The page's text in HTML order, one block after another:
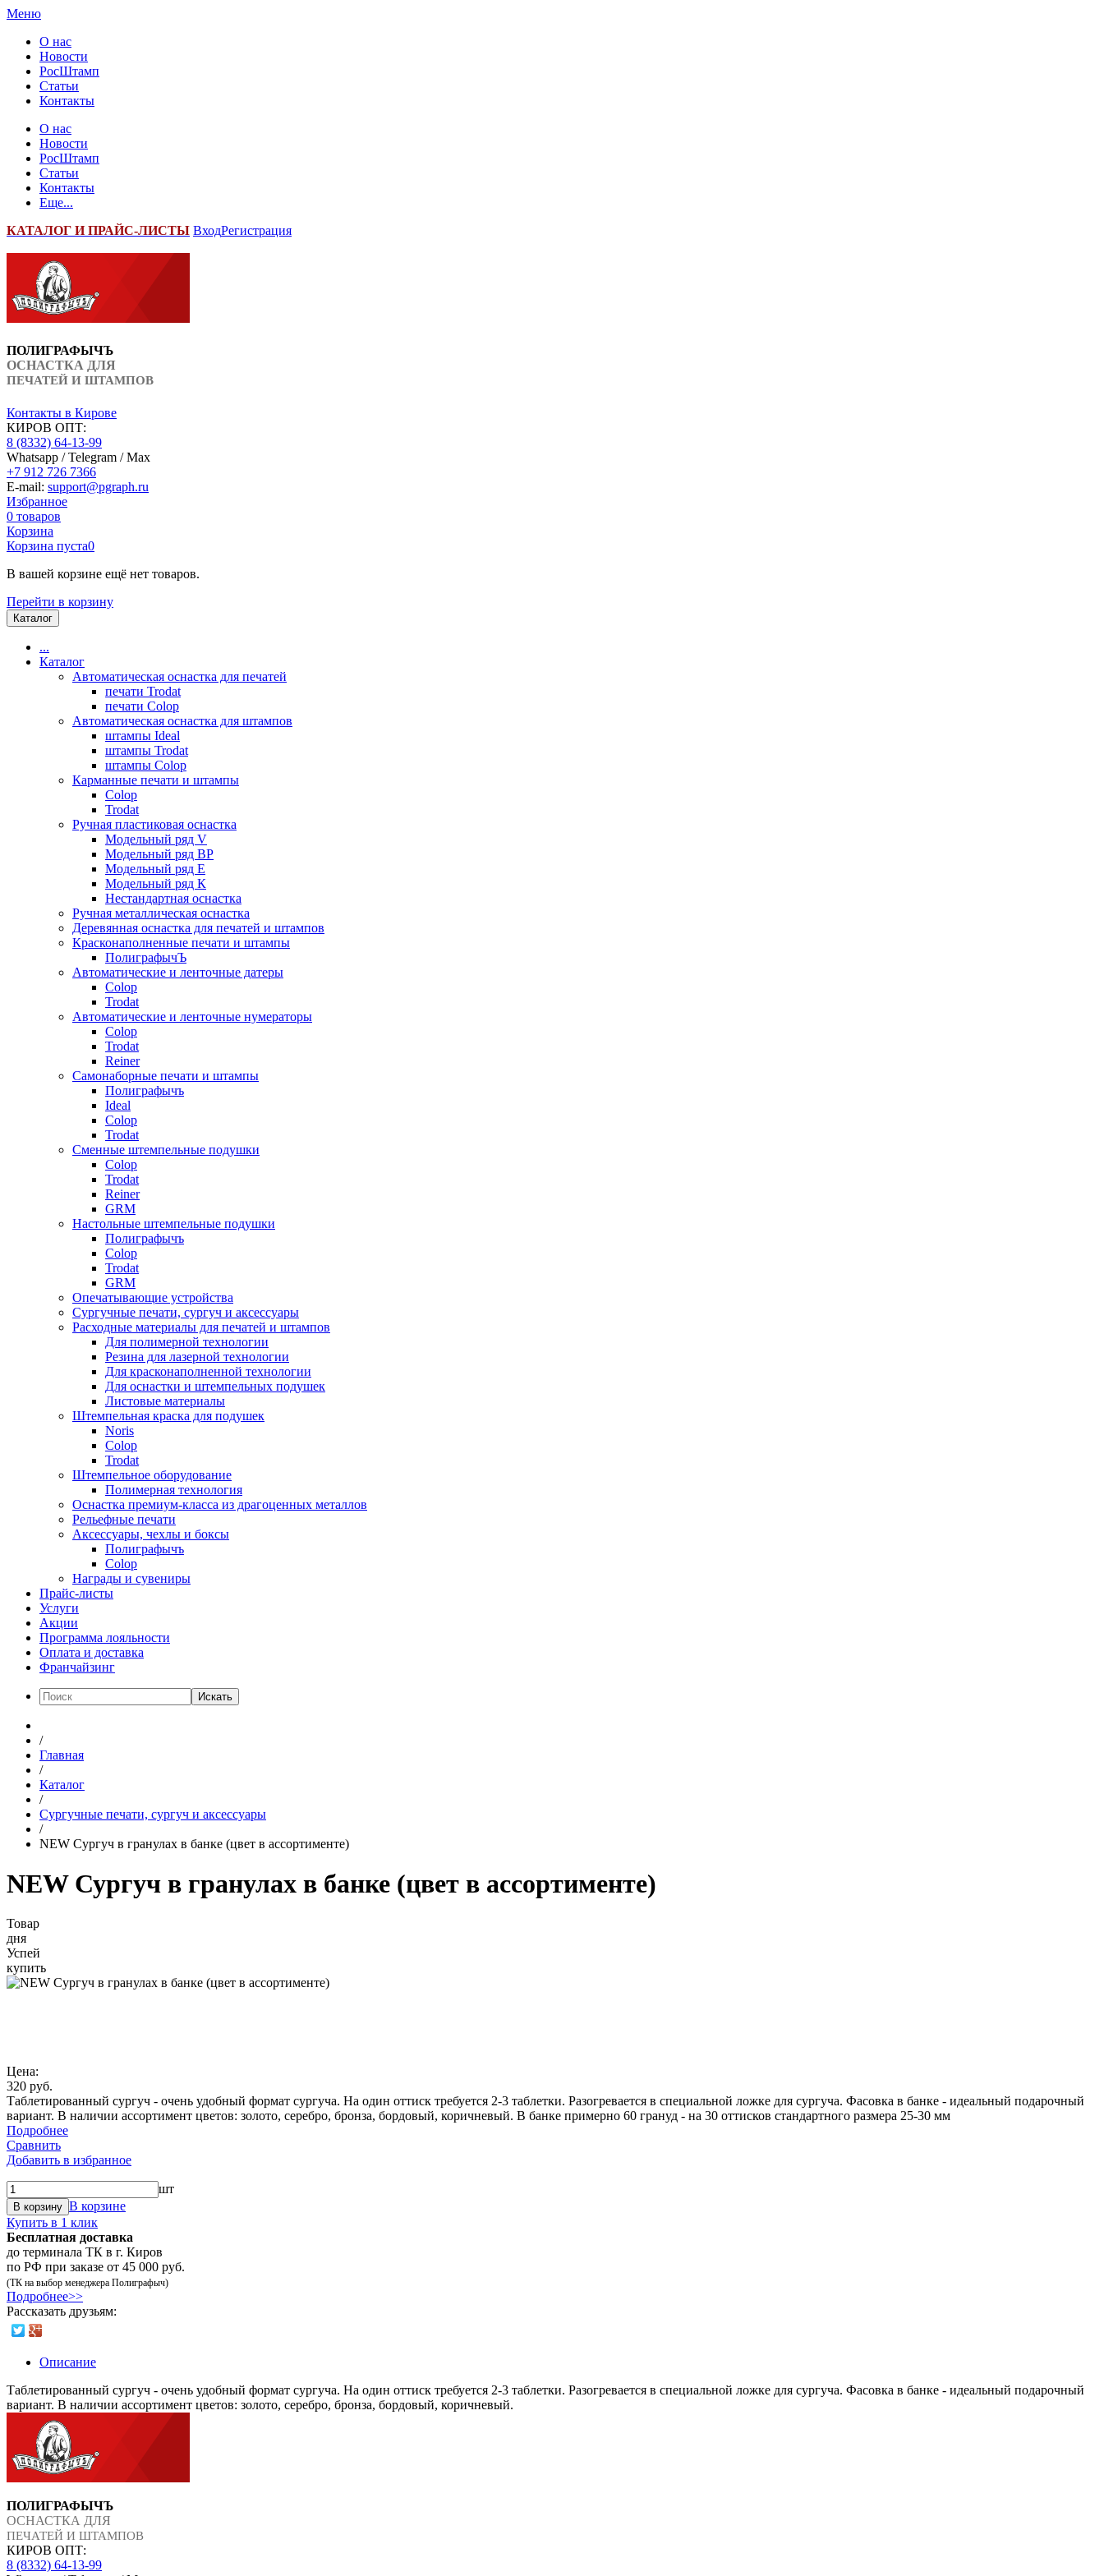
Меню
О нас
Новости
РосШтамп
Статьи
Контакты
О нас
Новости
РосШтамп
Статьи
Контакты
Еще...
КАТАЛОГ И ПРАЙС-ЛИСТЫ ВходРегистрация
ПОЛИГРАФЫЧЪ
ОСНАСТКА ДЛЯ
ПЕЧАТЕЙ И ШТАМПОВ
Контакты в Кирове
КИРОВ ОПТ:
8 (8332) 64-13-99
Whatsapp / Telegram / Max
+7 912 726 7366
E-mail: support@pgraph.ru
Избранное
0 товаров
Корзина
Корзина пуста0
В вашей корзине ещё нет товаров.
Перейти в корзину
Каталог
...
Каталог
Автоматическая оснастка для печатей
печати Trodat
печати Colop
Автоматическая оснастка для штампов
штампы Ideal
штампы Trodat
штампы Colop
Карманные печати и штампы
Colop
Trodat
Ручная пластиковая оснастка
Модельный ряд V
Модельный ряд ВР
Модельный ряд Е
Модельный ряд К
Нестандартная оснастка
Ручная металлическая оснастка
Деревянная оснастка для печатей и штампов
Красконаполненные печати и штампы
ПолиграфычЪ
Автоматические и ленточные датеры
Colop
Trodat
Автоматические и ленточные нумераторы
Colop
Trodat
Reiner
Самонаборные печати и штампы
Полиграфычъ
Ideal
Colop
Trodat
Сменные штемпельные подушки
Colop
Trodat
Reiner
GRM
Настольные штемпельные подушки
Полиграфычъ
Colop
Trodat
GRM
Опечатывающие устройства
Сургучные печати, сургуч и аксессуары
Расходные материалы для печатей и штампов
Для полимерной технологии
Резина для лазерной технологии
Для красконаполненной технологии
Для оснастки и штемпельных подушек
Листовые материалы
Штемпельная краска для подушек
Noris
Colop
Trodat
Штемпельное оборудование
Полимерная технология
Оснастка премиум-класса из драгоценных металлов
Рельефные печати
Аксессуары, чехлы и боксы
Полиграфычъ
Colop
Награды и сувениры
Прайс-листы
Услуги
Акции
Программа лояльности
Оплата и доставка
Франчайзинг
Искать
/
Главная
/
Каталог
/
Сургучные печати, сургуч и аксессуары
/
NEW Сургуч в гранулах в банке (цвет в ассортименте)
NEW Сургуч в гранулах в банке (цвет в ассортименте)
Товар
дня
Успей
купить
Цена:
320 руб.
Таблетированный сургуч - очень удобный формат сургуча. На один оттиск требуется 2-3 таблетки. Разогревается в специальной ложке для сургуча. Фасовка в банке - идеальный подарочный
вариант. В наличии ассортимент цветов: золото, серебро, бронза, бордовый, коричневый. В банке примерно 60 грануд - на 30 оттисков стандартного размера 25-30 мм
Подробнее
Сравнить
Добавить в избранное
шт
В корзину В корзине
Купить в 1 клик
Бесплатная доставка
до терминала ТК в г. Киров
по РФ при заказе от 45 000 руб.
(ТК на выбор менеджера Полиграфыч)
Подробнее>>
Рассказать друзьям:
Описание
Таблетированный сургуч - очень удобный формат сургуча. На один оттиск требуется 2-3 таблетки. Разогревается в специальной ложке для сургуча. Фасовка в банке - идеальный подарочный
вариант. В наличии ассортимент цветов: золото, серебро, бронза, бордовый, коричневый.
ПОЛИГРАФЫЧЪ
ОСНАСТКА ДЛЯ
ПЕЧАТЕЙ И ШТАМПОВ
КИРОВ ОПТ:
8 (8332) 64-13-99